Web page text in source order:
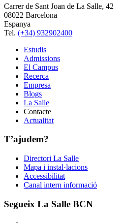
Carrer de Sant Joan de La Salle, 42
08022 Barcelona
Espanya
Tel. (+34) 932902400
Estudis
Admissions
El Campus
Recerca
Empresa
Blogs
La Salle
Contacte
Actualitat
T’ajudem?
Directori La Salle
Mapa i instal·lacions
Accessibilitat
Canal intern informació
Segueix La Salle BCN